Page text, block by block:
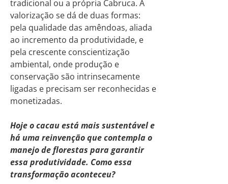
tradicional ou a própria Cabruca. A
valorização se dá de duas formas:
pela qualidade das amêndoas, aliada
ao incremento da produtividade, e
pela crescente conscientização
ambiental, onde produção e
conservação são intrinsecamente
ligadas e precisam ser reconhecidas e
monetizadas.
Hoje o cacau está mais sustentável e
há uma reinvenção que contempla o
manejo de florestas para garantir
essa produtividade. Como essa
transformação aconteceu?